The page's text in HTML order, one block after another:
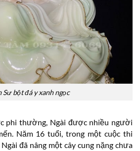
Sư bột đá y xanh ngọc
phi thường, Ngài được nhiều người
Năm 16 tuổi, trong một cuộc thi
đã nâng một cây cung nặng chưa